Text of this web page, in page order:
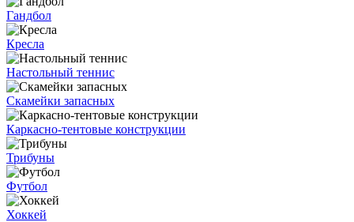
Гандбол
Кресла
Настольный теннис
Скамейки запасных
Каркасно-тентовые конструкции
Трибуны
Футбол
Хоккей